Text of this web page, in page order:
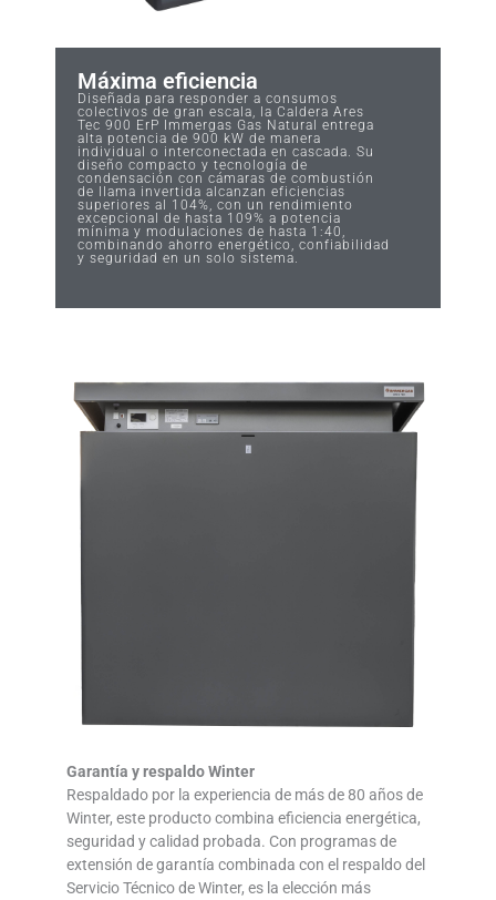
Máxima eficiencia
Diseñada para responder a consumos
colectivos de gran escala, la Caldera Ares
Tec 900 ErP Immergas Gas Natural entrega
alta potencia de 900 kW de manera
individual o interconectada en cascada. Su
diseño compacto y tecnología de
condensación con cámaras de combustión
de llama invertida alcanzan eficiencias
superiores al 104%, con un rendimiento
excepcional de hasta 109% a potencia
mínima y modulaciones de hasta 1:40,
combinando ahorro energético, confiabilidad
y seguridad en un solo sistema.
Garantía y respaldo Winter
Respaldado por la experiencia de más de 80 años de
Winter, este producto combina eficiencia energética,
seguridad y calidad probada. Con programas de
extensión de garantía combinada con el respaldo del
Servicio Técnico de Winter, es la elección más